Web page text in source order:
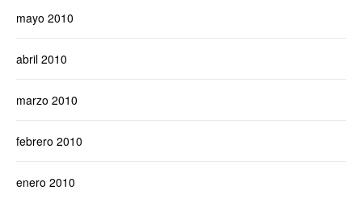
mayo 2010
abril 2010
marzo 2010
febrero 2010
enero 2010